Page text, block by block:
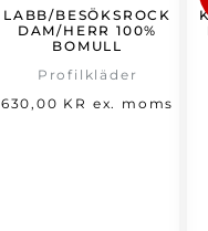
LABB/BESÖKSROCK
DAM/HERR 100%
BOMULL
Profilkläder
630,00 KR ex. moms